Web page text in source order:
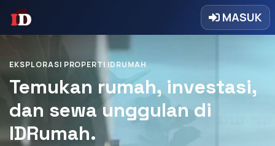
MASUK
EKSPLORASI PROPERTI IDRUMAH
Temukan rumah, investasi,
dan sewa unggulan di
IDRumah.